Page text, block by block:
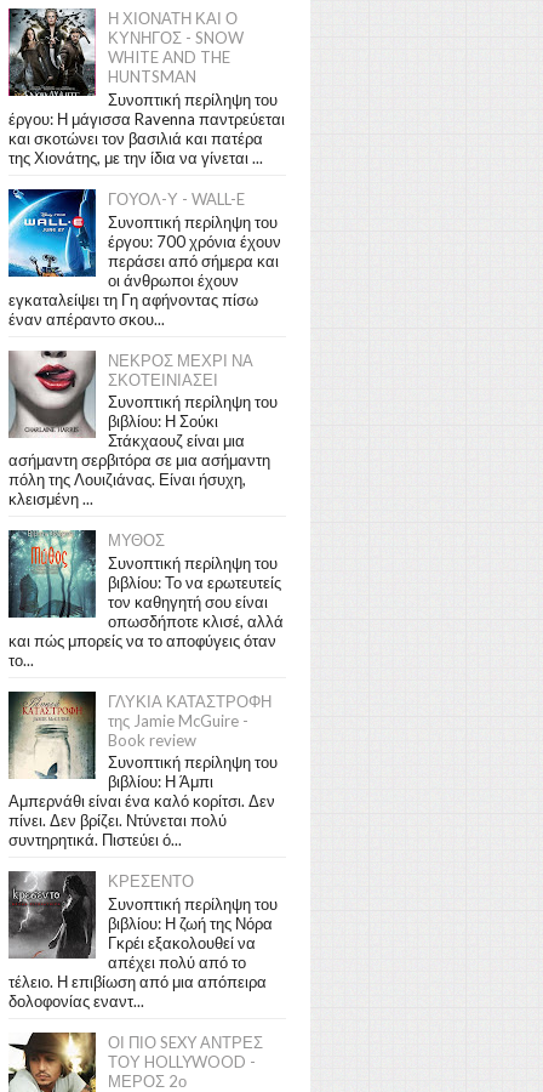
Η ΧΙΟΝΑΤΗ ΚΑΙ Ο
ΚΥΝΗΓΟΣ - SNOW
WHITE AND THE
HUNTSMAN
Συνοπτική περίληψη του
έργου: Η μάγισσα Ravenna παντρεύεται
και σκοτώνει τον βασιλιά και πατέρα
της Χιονάτης, με την ίδια να γίνεται ...
ΓΟΥΟΛ-Υ - WALL-E
Συνοπτική περίληψη του
έργου: 700 χρόνια έχουν
περάσει από σήμερα και
οι άνθρωποι έχουν
εγκαταλείψει τη Γη αφήνοντας πίσω
έναν απέραντο σκου...
ΝΕΚΡΟΣ ΜΕΧΡΙ ΝΑ
ΣΚΟΤΕΙΝΙΑΣΕΙ
Συνοπτική περίληψη του
βιβλίου: Η Σούκι
Στάκχαουζ είναι μια
ασήμαντη σερβιτόρα σε μια ασήμαντη
πόλη της Λουιζιάνας. Είναι ήσυχη,
κλεισμένη ...
ΜΥΘΟΣ
Συνοπτική περίληψη του
βιβλίου: Το να ερωτευτείς
τον καθηγητή σου είναι
οπωσδήποτε κλισέ, αλλά
και πώς μπορείς να το αποφύγεις όταν
το...
ΓΛΥΚΙΑ ΚΑΤΑΣΤΡΟΦΗ
της Jamie McGuire -
Book review
Συνοπτική περίληψη του
βιβλίου: Η Άμπι
Αμπερνάθι είναι ένα καλό κορίτσι. Δεν
πίνει. Δεν βρίζει. Ντύνεται πολύ
συντηρητικά. Πιστεύει ό...
ΚΡΕΣΕΝΤΟ
Συνοπτική περίληψη του
βιβλίου: Η ζωή της Νόρα
Γκρέι εξακολουθεί να
απέχει πολύ από το
τέλειο. Η επιβίωση από μια απόπειρα
δολοφονίας εναντ...
ΟΙ ΠΙΟ SEXY ΑΝΤΡΕΣ
ΤΟΥ HOLLYWOOD -
ΜΕΡΟΣ 2ο